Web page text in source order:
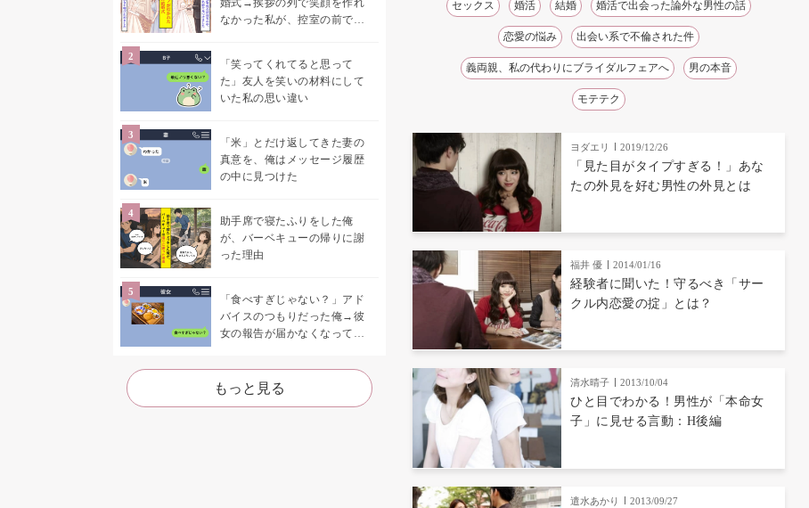
なかった私が、控室の前で彼
「笑ってくれてると思って
た」友人を笑いの材料にして
いた私の思い違い
「米」とだけ返してきた妻の
真意を、俺はメッセージ履歴
の中に見つけた
助手席で寝たふりをした俺
が、バーベキューの帰りに謝
った理由
「食べすぎじゃない？」アド
バイスのつもりだった俺→彼
女の報告が届かなくなって、
た
もっと見る
セックス 婚活 結婚 婚活で出会った論外な男性の話
恋愛の悩み 出会い系で不倫された件
義両親、私の代わりにブライダルフェアへ 男の本音
モテテク
ヨダエリ 2019/12/26
「見た目がタイプすぎる！」あな
たの外見を好む男性の外見とは
福井 優 2014/01/16
経験者に聞いた！守るべき「サー
クル内恋愛の掟」とは？
清水晴子 2013/10/04
ひと目でわかる！男性が「本命女
子」に見せる言動：H後編
遣水あかり 2013/09/27